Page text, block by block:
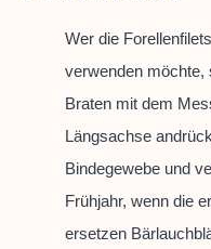
Wer die
verwenden möchte,
Braten mit dem
Längsachse
Bindegewebe und
Frühjahr, wenn die
ersetzen